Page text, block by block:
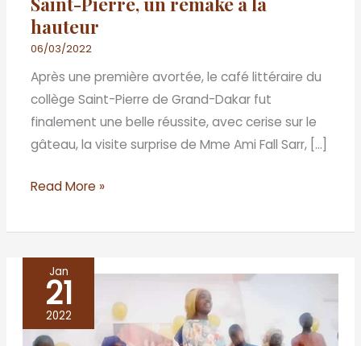
hauteur
06/03/2022
Après une première avortée, le café littéraire du
collège Saint-Pierre de Grand-Dakar fut
finalement une belle réussite, avec cerise sur le
gâteau, la visite surprise de Mme Ami Fall Sarr, […]
Read More »
Jan
21
2022
THIES,
lycée
Malick